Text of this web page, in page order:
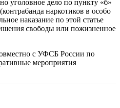
уголовное дело по пункту «б»
наркотиков в особо
наказание по этой статье
свободы или пожизненное
с УФСБ России по
мероприятия